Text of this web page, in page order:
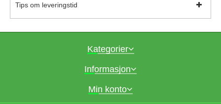
Tips om leveringstid
Kategorier
Informasjon
Min konto